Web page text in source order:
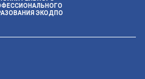
ЭКОДПО